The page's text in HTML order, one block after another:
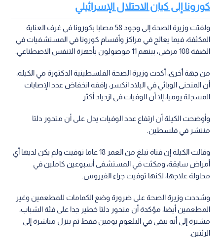
كورونا إلى كيان الاحتلال الإسرائيلي
ولفتت وزيرة الصحة إلى وجود 58 مصابا بكورونا في غرف العناية
المكثفة، فيما يعالج في مراكز وأقسام كورونا في المستشفيات في
الضفة 108 مرضى، بينهم 11 موصولون بأجهزة التنفس الاصطناعي.
من جهة أخرى، أكدت وزيرة الصحة الفلسطينية الدكتورة مي الكيلة،
أن المنحنى الوبائي في البلاد انكسر، رافقه انخفاض عدد الإصابات
المسجلة يوميا، إلا أن الوفيات في ازدياد أكثر.
وأوضحت الكيلة أن ارتفاع عدد الوفيات يدل على أن متحور دلتا
منتشر في فلسطين.
وقالت الكيلة إن فتاة تبلغ من العمر 18 عاما توفيت ولم يكن لديها أي
أمراض سابقة، ومكثت في المستشفى أسبوعين كاملين في
محاولة علاجها، لكنها توفيت جراء الفيروس.
وشددت وزيرة الصحة على ضرورة وضع الكمامات للمطعمين وغير
المطعمين أيضا، مؤكدة أن متحور دلتا خطير جدا على فئة الشباب،
مشيرة إلى أنه يبقى في البلعوم يومين فقط ثم ينزل مباشرة إلى
الرئتين.